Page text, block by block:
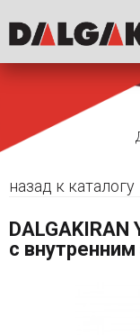
назад к каталогу
с